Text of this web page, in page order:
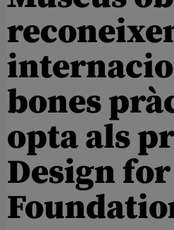
bones
opta als
Design